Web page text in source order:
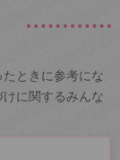
ときに参考にな
に関するみんな